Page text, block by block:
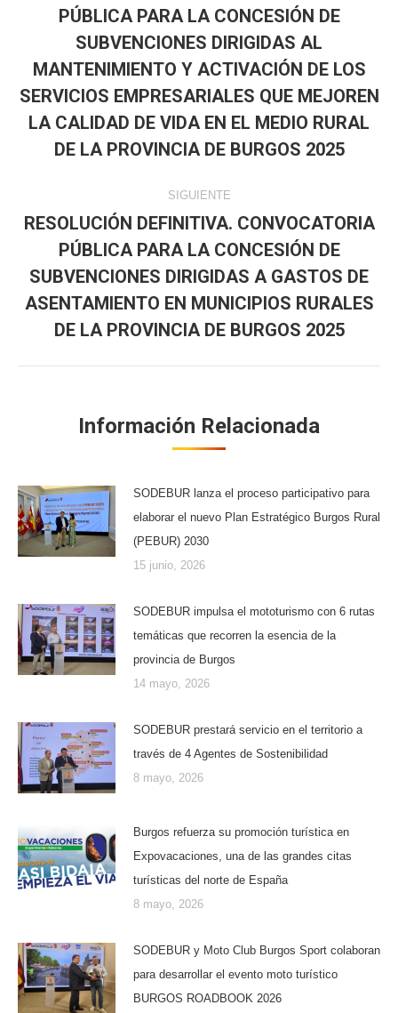
publicaciones
Publicación
anterior:
PÚBLICA PARA LA CONCESIÓN DE
SUBVENCIONES DIRIGIDAS AL
MANTENIMIENTO Y ACTIVACIÓN DE LOS
SERVICIOS EMPRESARIALES QUE MEJOREN
LA CALIDAD DE VIDA EN EL MEDIO RURAL
DE LA PROVINCIA DE BURGOS 2025
SIGUIENTE
Publicación
siguiente:
RESOLUCIÓN DEFINITIVA. CONVOCATORIA
PÚBLICA PARA LA CONCESIÓN DE
SUBVENCIONES DIRIGIDAS A GASTOS DE
ASENTAMIENTO EN MUNICIPIOS RURALES
DE LA PROVINCIA DE BURGOS 2025
Información Relacionada
SODEBUR lanza el proceso participativo para
elaborar el nuevo Plan Estratégico Burgos Rural
(PEBUR) 2030
15 junio, 2026
SODEBUR impulsa el mototurismo con 6 rutas
temáticas que recorren la esencia de la
provincia de Burgos
14 mayo, 2026
SODEBUR prestará servicio en el territorio a
través de 4 Agentes de Sostenibilidad
8 mayo, 2026
Burgos refuerza su promoción turística en
Expovacaciones, una de las grandes citas
turísticas del norte de España
8 mayo, 2026
SODEBUR y Moto Club Burgos Sport colaboran
para desarrollar el evento moto turístico
BURGOS ROADBOOK 2026